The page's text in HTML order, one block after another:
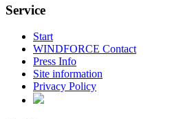
Service
Start
WINDFORCE Contact
Press Info
Site information
Privacy Policy